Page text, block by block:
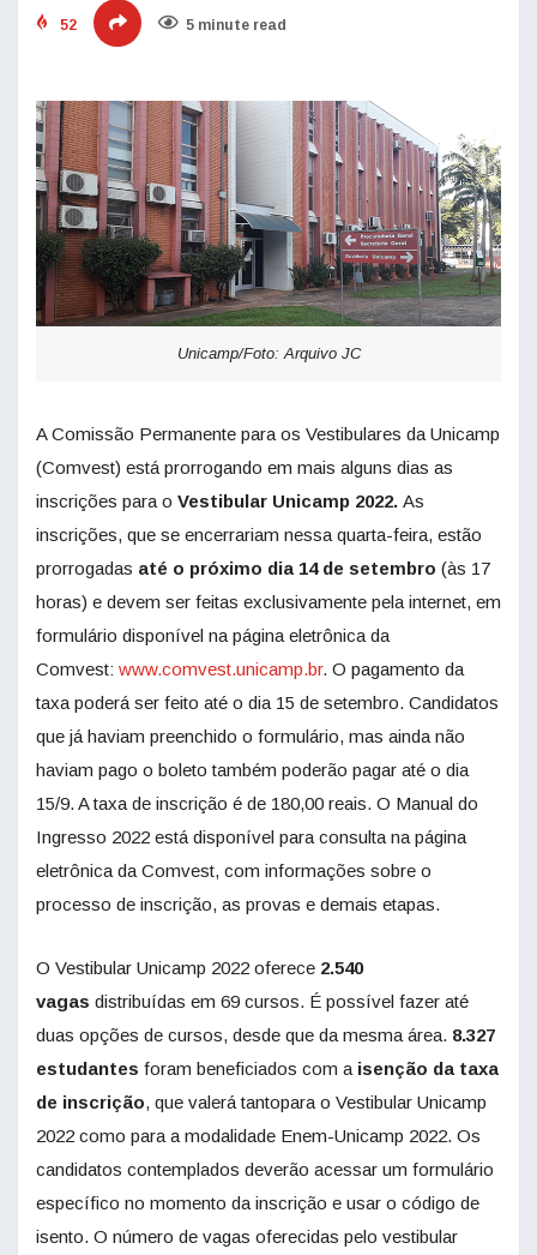
52 5 minute read
Unicamp/Foto: Arquivo JC
A Comissão Permanente para os Vestibulares da Unicamp
(Comvest) está prorrogando em mais alguns dias as
inscrições para o Vestibular Unicamp 2022. As
inscrições, que se encerrariam nessa quarta-feira, estão
prorrogadas até o próximo dia 14 de setembro (às 17
horas) e devem ser feitas exclusivamente pela internet, em
formulário disponível na página eletrônica da
Comvest: www.comvest.unicamp.br. O pagamento da
taxa poderá ser feito até o dia 15 de setembro. Candidatos
que já haviam preenchido o formulário, mas ainda não
haviam pago o boleto também poderão pagar até o dia
15/9. A taxa de inscrição é de 180,00 reais. O Manual do
Ingresso 2022 está disponível para consulta na página
eletrônica da Comvest, com informações sobre o
processo de inscrição, as provas e demais etapas.
O Vestibular Unicamp 2022 oferece 2.540
vagas distribuídas em 69 cursos. É possível fazer até
duas opções de cursos, desde que da mesma área. 8.327
estudantes foram beneficiados com a isenção da taxa
de inscrição, que valerá tantopara o Vestibular Unicamp
2022 como para a modalidade Enem-Unicamp 2022. Os
candidatos contemplados deverão acessar um formulário
específico no momento da inscrição e usar o código de
isento. O número de vagas oferecidas pelo vestibular